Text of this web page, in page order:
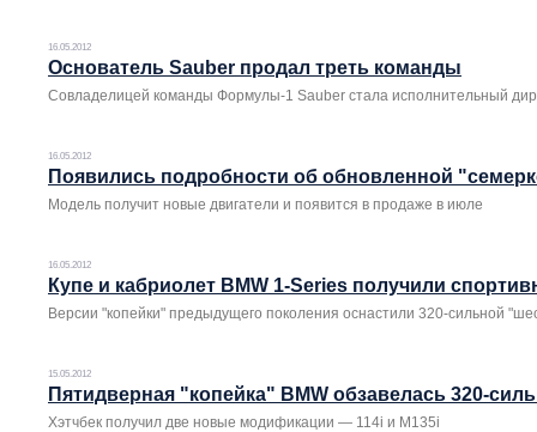
16.05.2012
Основатель Sauber продал треть команды
Совладелицей команды Формулы-1 Sauber стала исполнительный
16.05.2012
Появились подробности об обновленной
Модель получит новые двигатели и появится в продаже в июле
16.05.2012
Купе и кабриолет BMW 1-Series получили
Версии "копейки" предыдущего поколения оснастили 320-сильной
15.05.2012
Пятидверная "копейка" BMW обзавелась 320-
Хэтчбек получил две новые модификации — 114i и M135i